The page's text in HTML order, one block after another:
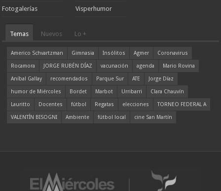
Fotogalerías Visperhumor
Temas Nuevos Lo +
Americo Schvartzman Gimnasia Insólitos Agmer
Coronavirus
Rocamora
JORGE RUBÉN DÍAZ vacunación agenda
Mario Rovina
Aníbal Gallay
recomendados Parque Sur ATE
Jorge Díaz
humor de Miércoles
Bordet Marbot Urribarri
Clara Chauvín
Lauritto
Docentes fútbol Regatas elecciones
TORNEO FEDERAL A
VALENTÍN BISOGNI
Ambiente fútbol local cine San Martín